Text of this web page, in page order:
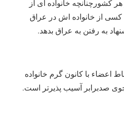
کشورچنانچه خانواده ای از
کسی از خانواده اش در عراق
به رفتن به عراق بدهد.
اعضاء با کانون گرم خانواده
صدبرابر آسیب پذیرتر است.